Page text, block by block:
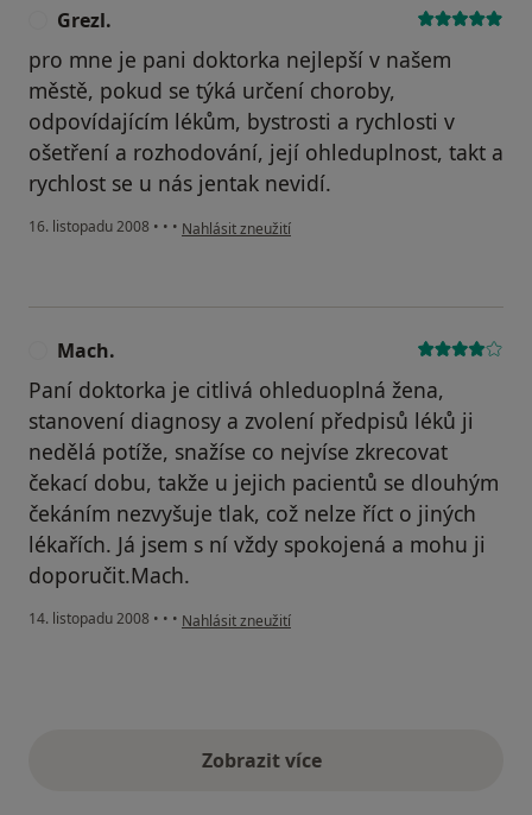
Grezl.
pro mne je pani doktorka nejlepší v našem
městě, pokud se týká určení choroby,
odpovídajícím lékům, bystrosti a rychlosti v
ošetření a rozhodování, její ohleduplnost, takt a
rychlost se u nás jentak nevidí.
16. listopadu 2008 • • • podle názoru uživatele Grezl.
Nahlásit zneužití
Mach.
Paní doktorka je citlivá ohleduoplná žena,
stanovení diagnosy a zvolení předpisů léků ji
nedělá potíže, snažíse co nejvíse zkrecovat
čekací dobu, takže u jejich pacientů se dlouhým
čekáním nezvyšuje tlak, což nelze říct o jiných
lékařích. Já jsem s ní vždy spokojená a mohu ji
doporučit.Mach.
14. listopadu 2008 • • • podle názoru uživatele Mach.
Nahlásit zneužití
Zobrazit vícevýše uvedené názory